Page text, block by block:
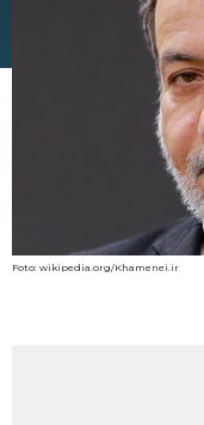
Foto: wikipedia.org/Khamenei.ir